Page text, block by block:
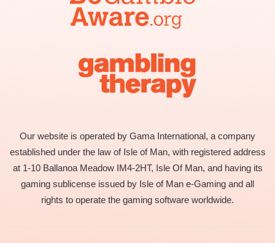
Our website is operated by Gama International, a company
established under the law of Isle of Man, with registered address
at 1-10 Ballanoa Meadow IM4-2HT, Isle Of Man, and having its
gaming sublicense issued by Isle of Man e-Gaming and all
rights to operate the gaming software worldwide.